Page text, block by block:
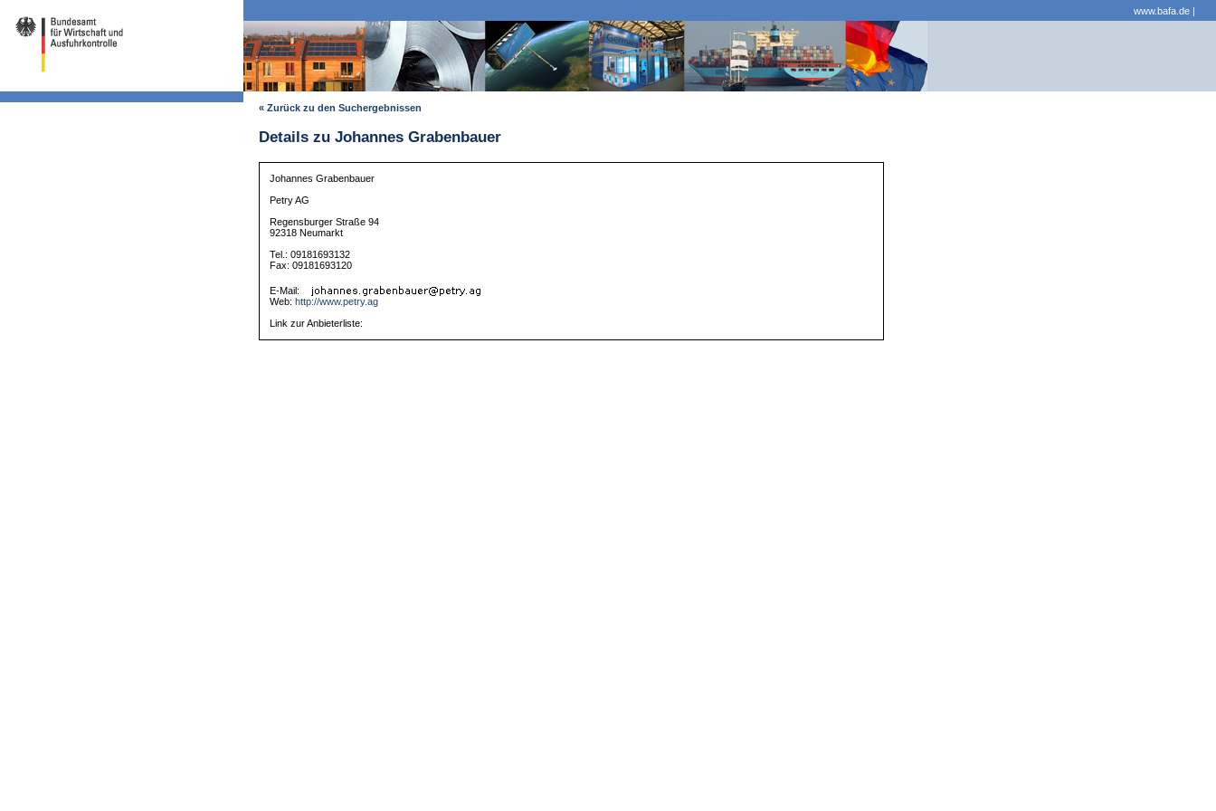
www.bafa.de |
« Zurück zu den Suchergebnissen
Details zu Johannes Grabenbauer
Johannes Grabenbauer
Petry AG
Regensburger Straße 94
92318 Neumarkt
Tel.: 09181693132
Fax: 09181693120
E-Mail:
Web: http://www.petry.ag
Link zur Anbieterliste: